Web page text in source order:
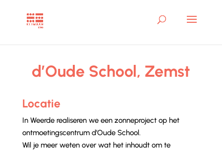
d’Oude School, Zemst
Locatie
In Weerde realiseren we een zonneproject op het
ontmoetingscentrum d’Oude School.
Wil je meer weten over wat het inhoudt om te